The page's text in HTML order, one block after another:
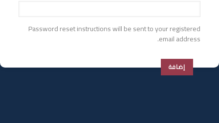
Password reset instructions will be sent to your registered
email address.